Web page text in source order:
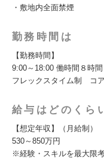
・敷地内全面禁煙
勤務時間は
【勤務時間】
9:00～18:00 働時間８時間
フレックスタイム制 コ
給与はどのくら
【想定年収】（月給制）
530～850万円
※経験・スキルを最大限